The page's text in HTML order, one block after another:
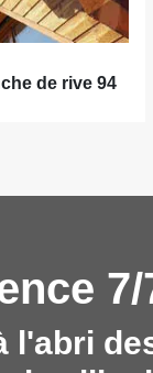
de rive 94
7/
l'abri